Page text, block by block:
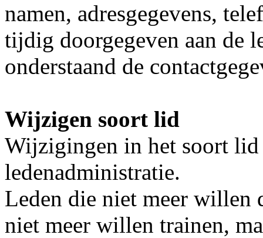
namen, adresgegevens,
tijdig doorgegeven aan de
onderstaand de
Wijzigen soort lid
Wijzigingen in het soort lid
ledenadministratie.
Leden die niet meer willen
niet meer willen trainen,